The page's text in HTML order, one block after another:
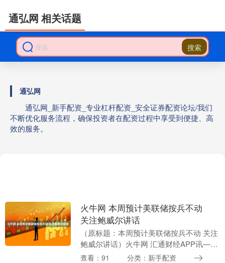
搜索
通弘网
通弘网_新手配资_专业杠杆配资_安全证券配资论坛/我们
不断优化服务流程，确保投资者在配资过程中享受到便捷、高
效的服务。
通弘网 相关话题
火牛网 本周预计美联储按兵不动
关注鲍威尔讲话
（原标题：本周预计美联储按兵不动 关注
鲍威尔讲话）火牛网 汇通财经APP讯——
在美联储官员暗示延长利率不变之际，投
查看：91 分类：新手配资